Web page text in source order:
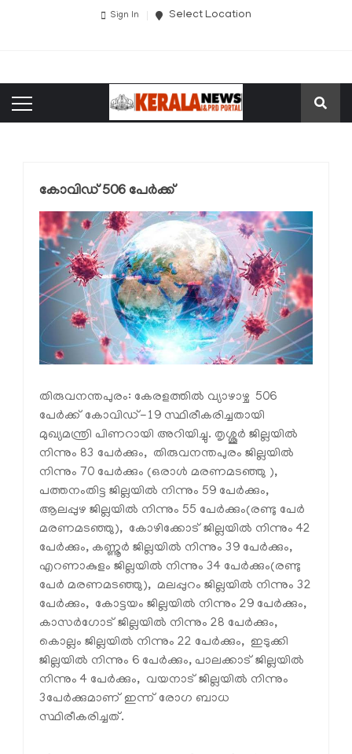
Sign In Select Location
കോവിഡ് 506 പേര്‍ക്ക്
തിരുവനന്തപുരം: കേരളത്തില്‍ വ്യാഴാഴ്ച 506
പേര്‍ക്ക് കോവിഡ്-19 സ്ഥിരീകരിച്ചതായി
മുഖ്യമന്ത്രി പിണറായി അറിയിച്ചു. തൃശ്ശൂർ ജില്ലയിൽ
നിന്നും 83 പേർക്കും, തിരുവനന്തപുരം ജില്ലയിൽ
നിന്നും 70 പേർക്കും (ഒരാൾ മരണമടഞ്ഞു ),
പത്തനംതിട്ട ജില്ലയിൽ നിന്നും 59 പേർക്കും,
ആലപ്പുഴ ജില്ലയിൽ നിന്നും 55 പേർക്കും(രണ്ടു പേർ
മരണമടഞ്ഞു), കോഴിക്കോട് ജില്ലയിൽ നിന്നും 42
പേർക്കും, കണ്ണൂർ ജില്ലയിൽ നിന്നും 39 പേർക്കും,
എറണാകുളം ജില്ലയിൽ നിന്നും 34 പേർക്കും(രണ്ടു
പേർ മരണമടഞ്ഞു), മലപ്പുറം ജില്ലയിൽ നിന്നും 32
പേർക്കും, കോട്ടയം ജില്ലയിൽ നിന്നും 29 പേർക്കും,
കാസർഗോട് ജില്ലയിൽ നിന്നും 28 പേർക്കും,
കൊല്ലം ജില്ലയിൽ നിന്നും 22 പേർക്കും, ഇടുക്കി
ജില്ലയിൽ നിന്നും 6 പേർക്കും, പാലക്കാട് ജില്ലയിൽ
നിന്നും 4 പേർക്കും, വയനാട് ജില്ലയിൽ നിന്നും
3പേർക്കുമാണ് ഇന്ന് രോഗ ബാധ
സ്ഥിരീകരിച്ചത്.